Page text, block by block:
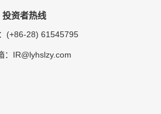
投资者热线
(+86-28) 61545795
： IR@lyhslzy.com